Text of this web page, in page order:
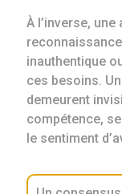
À l’inverse,
inauthentique
ces besoins.
demeurent
compétence,
le sentiment